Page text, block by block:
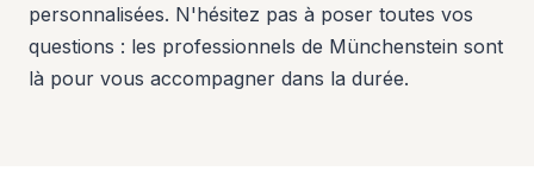
personnalisées. N'hésitez pas à poser toutes vos
questions : les professionnels de Münchenstein sont
là pour vous accompagner dans la durée.